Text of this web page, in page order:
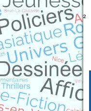
²